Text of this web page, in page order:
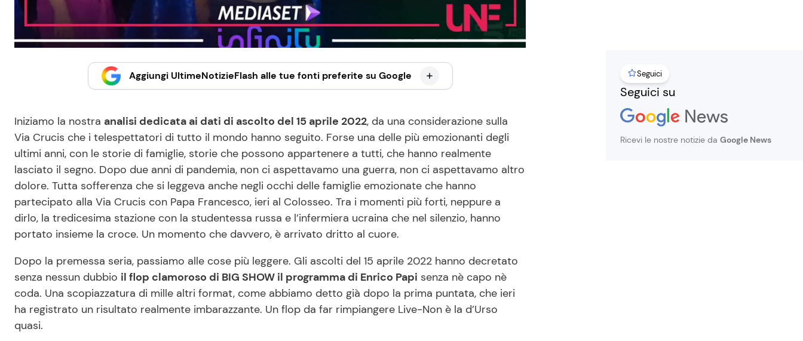
Aggiungi UltimeNotizieFlash alle tue fonti preferite su Google
Iniziamo la nostra analisi dedicata ai dati di ascolto del 15 aprile 2022, da una considerazione sulla
Via Crucis che i telespettatori di tutto il mondo hanno seguito. Forse una delle più emozionanti degli
ultimi anni, con le storie di famiglie, storie che possono appartenere a tutti, che hanno realmente
lasciato il segno. Dopo due anni di pandemia, non ci aspettavamo una guerra, non ci aspettavamo altro
dolore. Tutta sofferenza che si leggeva anche negli occhi delle famiglie emozionate che hanno
partecipato alla Via Crucis con Papa Francesco, ieri al Colosseo. Tra i momenti più forti, neppure a
dirlo, la tredicesima stazione con la studentessa russa e l’infermiera ucraina che nel silenzio, hanno
portato insieme la croce. Un momento che davvero, è arrivato dritto al cuore.
Dopo la premessa seria, passiamo alle cose più leggere. Gli ascolti del 15 aprile 2022 hanno decretato
senza nessun dubbio il flop clamoroso di BIG SHOW il programma di Enrico Papi senza nè capo nè
coda. Una scopiazzatura di mille altri format, come abbiamo detto già dopo la prima puntata, che ieri
ha registrato un risultato realmente imbarazzante. Un flop da far rimpiangere Live-Non è la d’Urso
quasi.
Seguici
Seguici su
Ricevi le nostre notizie da Google News